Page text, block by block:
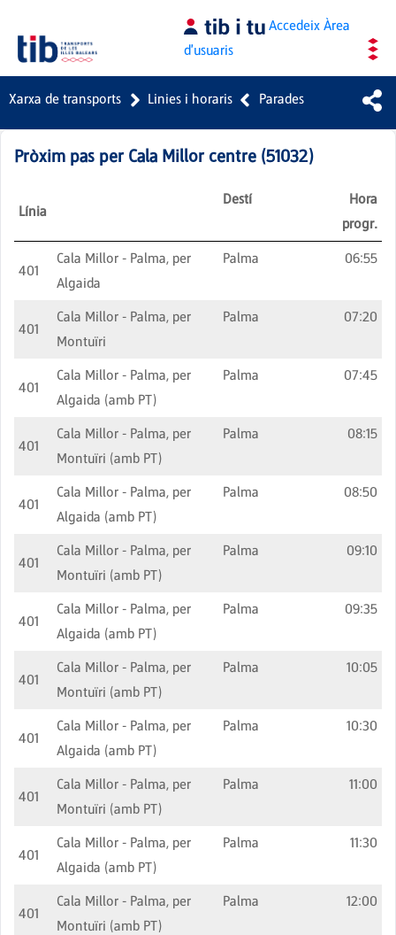
AccedeixÀrea
d'usuaris
Xarxa de transports Linies i horaris Parades
Pròxim pas per Cala Millor centre (51032)
Línia
Destí
Hora
progr.
401
Cala Millor - Palma, per
Algaida
Palma 06:55
401
Cala Millor - Palma, per
Montuïri
Palma 07:20
401
Cala Millor - Palma, per
Algaida (amb PT)
Palma 07:45
401
Cala Millor - Palma, per
Montuïri (amb PT)
Palma 08:15
401
Cala Millor - Palma, per
Algaida (amb PT)
Palma 08:50
401
Cala Millor - Palma, per
Montuïri (amb PT)
Palma 09:10
401
Cala Millor - Palma, per
Algaida (amb PT)
Palma 09:35
401
Cala Millor - Palma, per
Montuïri (amb PT)
Palma 10:05
401
Cala Millor - Palma, per
Algaida (amb PT)
Palma 10:30
401
Cala Millor - Palma, per
Montuïri (amb PT)
Palma 11:00
401
Cala Millor - Palma, per
Algaida (amb PT)
Palma 11:30
401
Cala Millor - Palma, per
Montuïri (amb PT)
Palma 12:00